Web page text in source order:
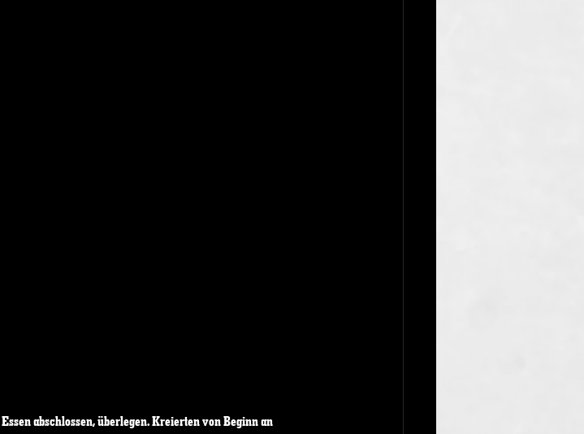
abschlossen, überlegen. Kreierten von Beginn an